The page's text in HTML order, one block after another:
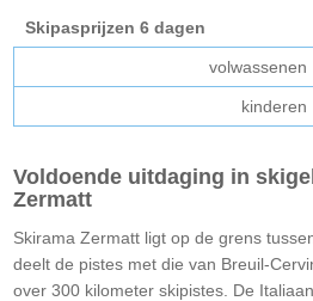
Skipasprijzen 6 dagen
volwassenen
kinderen
Voldoende uitdaging in
Zermatt
Skirama Zermatt ligt op de grens
deelt de pistes met die van Breuil-
over 300 kilometer skipistes. De